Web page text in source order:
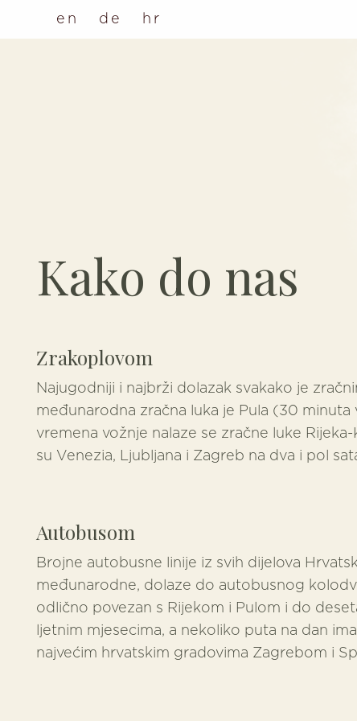
en de hr
Kako do nas
Zrakoplovom
Najugodniji i najbrži dolazak svakako je
međunarodna zračna luka je Pula (30 minuta
vremena vožnje nalaze se zračne luke
su Venezia, Ljubljana i Zagreb na dva i pol
Autobusom
Brojne autobusne linije iz svih dijelova
međunarodne, dolaze do autobusnog
odlično povezan s Rijekom i Pulom i do
ljetnim mjesecima, a nekoliko puta na dan
najvećim hrvatskim gradovima Zagrebom i